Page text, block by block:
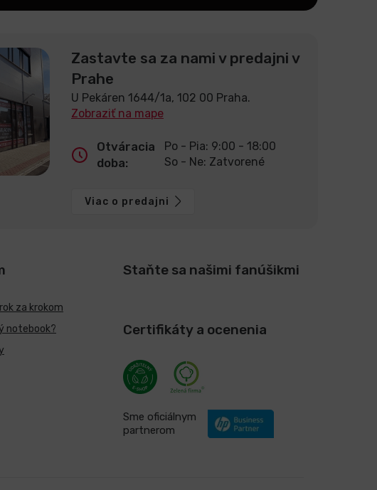
Zastavte sa za nami v predajni v
Prahe
U Pekáren 1644/1a, 102 00 Praha.
Zobraziť na mape
Otváracia
doba:
Po - Pia: 9:00 - 18:00
So - Ne: Zatvorené
Viac o predajni
za krokom
notebook?
Staňte sa našimi fanúšikmi
Certifikáty a ocenenia
Sme oficiálnym
partnerom